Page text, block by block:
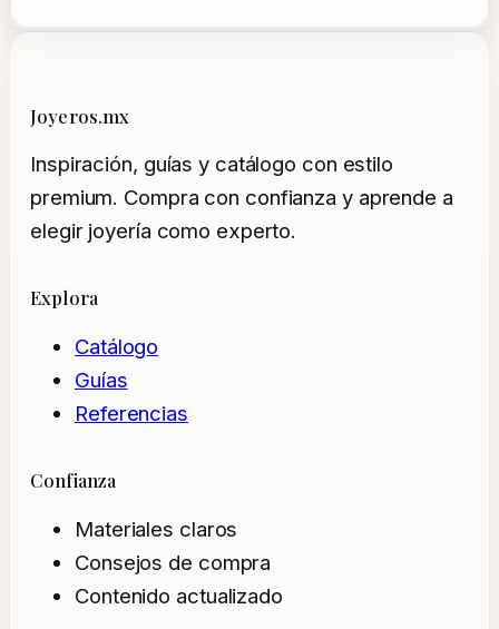
Joyeros.mx
Inspiración, guías y catálogo con estilo
premium. Compra con confianza y aprende a
elegir joyería como experto.
Explora
Catálogo
Guías
Referencias
Confianza
Materiales claros
Consejos de compra
Contenido actualizado